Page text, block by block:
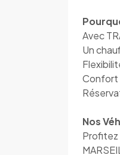
Avec
Un
Confort
Nos
Profitez